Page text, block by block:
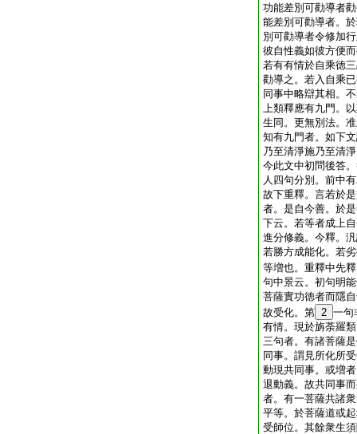
功能差別可勸導者
能差別可勸導者。
別可勸導者令修加
彼自性義如彼方便
若有有情於自乘徳
勸導之。若入自乘
同事中略辯其相。
上類釋應有九門。
生同。更無別法。
知有九門者。如下
乃至清淨施乃至清
今此文中初問後答
人四句分別。前中
故下重釋。言若於
者。是自今善。於
下云。若等者成上
進分修義。今釋。
若勝方成能化。若
等増也。重釋中先
句中景云。初句明
菩薩實功徳者而隱
故受化。第 2 一句
有情。現於旃荼羅
三句者。有諸菩薩
同事。謂見所化所
動現共同事。或増
退動義。故共同事
者。有一菩薩共諸
平等。於菩薩道或
受師位。其餘衆生